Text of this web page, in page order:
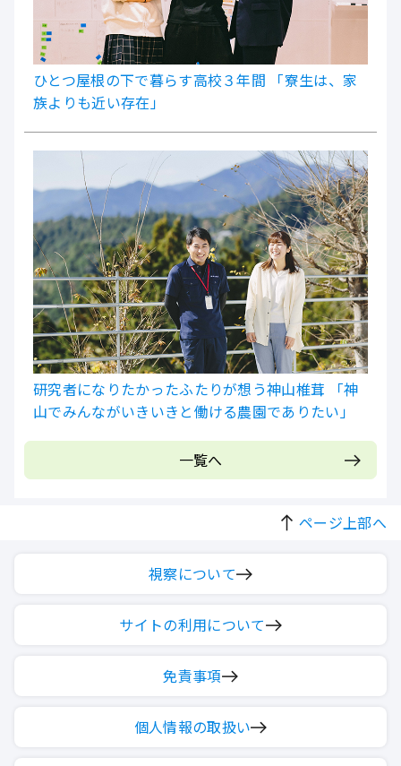
ひとつ屋根の下で暮らす高校３年間 「寮生は、家
族よりも近い存在」
研究者になりたかったふたりが想う神山椎茸 「神
山でみんながいきいきと働ける農園でありたい」
一覧へ
ページ上部へ
視察について
サイトの利用について
免責事項
個人情報の取扱い